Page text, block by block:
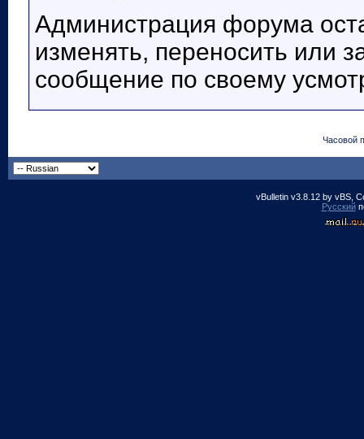
Администрация форума
изменять, переносить или
сообщение по своему
Часовой
vBulletin v3.8.12 by vBS,
Русский